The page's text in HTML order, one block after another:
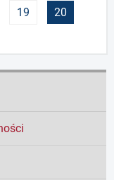
19 20